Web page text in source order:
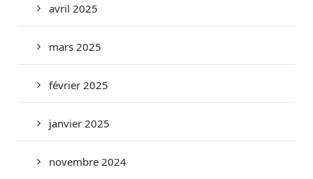
avril 2025
mars 2025
février 2025
janvier 2025
novembre 2024